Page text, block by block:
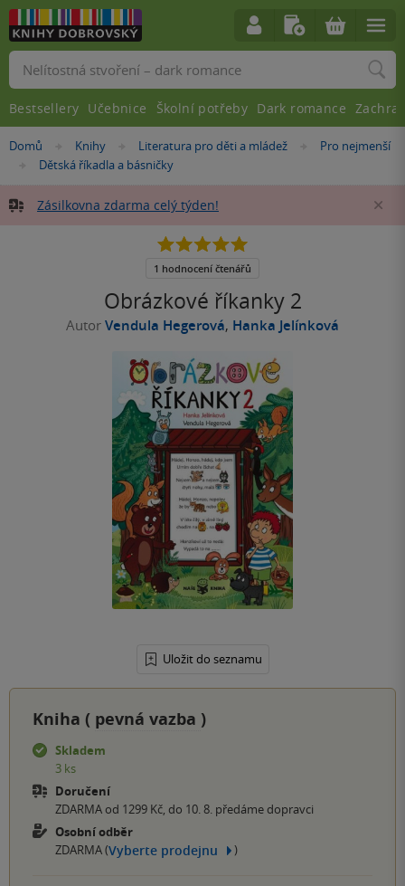
Nacházíte
Domů »Knihy »Literatura pro děti a mládež »Pro nejmenší
»
Dětská říkadla a básničky
Zásilkovna zdarma celý týden!
Obrázkové říkanky 2
Autor Vendula Hegerová, Hanka Jelínková
Uložit do seznamu
5.0
5
1 hodnocení čtenářů
Kniha ( pevná vazba )
Skladem
3 ks
Doručení
ZDARMA od 1299 Kč, do 10. 8. předáme dopravci
Osobní odběr
ZDARMA (Vyberte prodejnu )
Vyhledávání
Bestsellery Učebnice Školní potřeby Dark romance